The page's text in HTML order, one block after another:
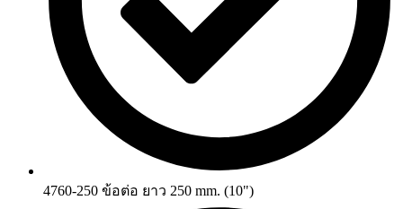
4760-250 ข้อต่อ ยาว 250 mm. (10")